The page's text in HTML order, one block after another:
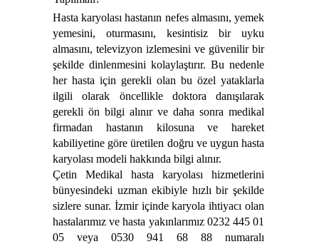
Hasta karyolası hastanın nefes almasını, yemek
yemesini, oturmasını, kesintisiz bir uyku
almasını, televizyon izlemesini ve güvenilir bir
şekilde dinlenmesini kolaylaştırır. Bu nedenle
her hasta için gerekli olan bu özel yataklarla
ilgili olarak öncellikle doktora danışılarak
gerekli ön bilgi alınır ve daha sonra medikal
firmadan hastanın kilosuna ve hareket
kabiliyetine göre üretilen doğru ve uygun hasta
karyolası modeli hakkında bilgi alınır.
Çetin Medikal hasta karyolası hizmetlerini
bünyesindeki uzman ekibiyle hızlı bir şekilde
sizlere sunar. İzmir içinde karyola ihtiyacı olan
hastalarımız ve hasta yakınlarımız 0232 445 01
05 veya 0530 941 68 88 numaralı